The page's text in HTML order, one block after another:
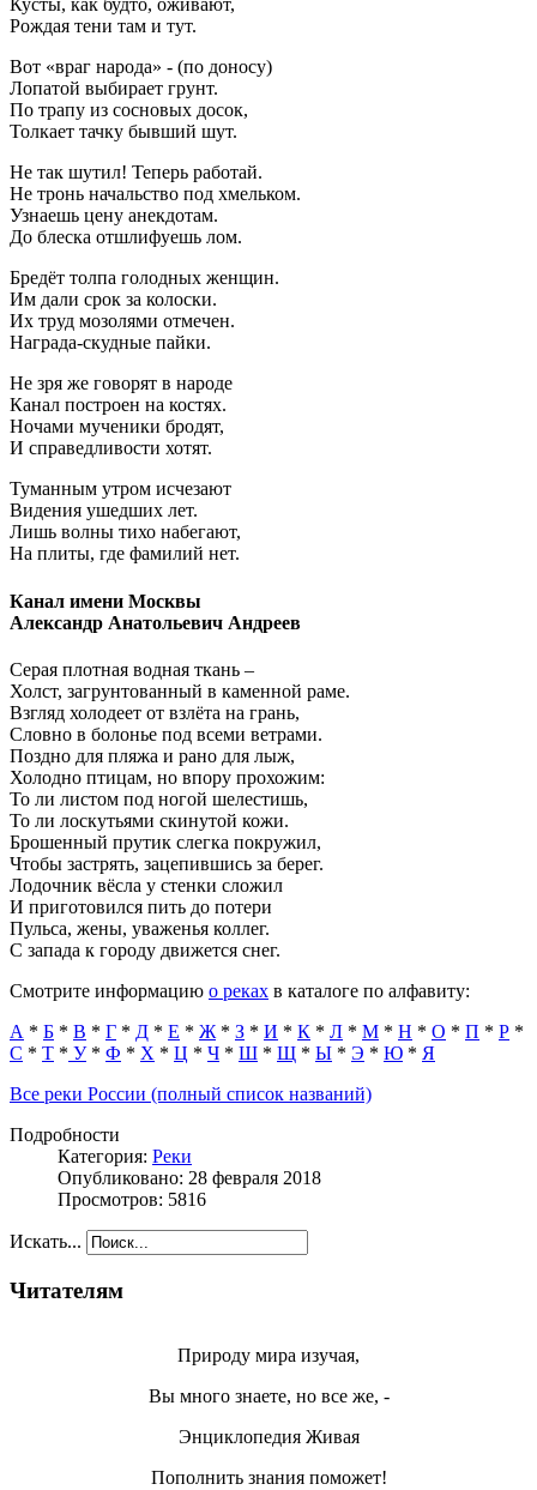
Кусты, как будто, оживают,
Рождая тени там и тут.
Вот «враг народа» - (по доносу)
Лопатой выбирает грунт.
По трапу из сосновых досок,
Толкает тачку бывший шут.
Не так шутил! Теперь работай.
Не тронь начальство под хмельком.
Узнаешь цену анекдотам.
До блеска отшлифуешь лом.
Бредёт толпа голодных женщин.
Им дали срок за колоски.
Их труд мозолями отмечен.
Награда-скудные пайки.
Не зря же говорят в народе
Канал построен на костях.
Ночами мученики бродят,
И справедливости хотят.
Туманным утром исчезают
Видения ушедших лет.
Лишь волны тихо набегают,
На плиты, где фамилий нет.
Канал имени Москвы
Александр Анатольевич Андреев
Серая плотная водная ткань –
Холст, загрунтованный в каменной раме.
Взгляд холодеет от взлёта на грань,
Словно в болонье под всеми ветрами.
Поздно для пляжа и рано для лыж,
Холодно птицам, но впору прохожим:
То ли листом под ногой шелестишь,
То ли лоскутьями скинутой кожи.
Брошенный прутик слегка покружил,
Чтобы застрять, зацепившись за берег.
Лодочник вёсла у стенки сложил
И приготовился пить до потери
Пульса, жены, уваженья коллег.
С запада к городу движется снег.
Смотрите информацию о реках в каталоге по алфавиту:
А * Б * В * Г * Д * Е * Ж * З * И * К * Л * М * Н * О * П * Р *
С * Т * У* Ф * Х * Ц * Ч * Ш * Щ * Ы * Э * Ю * Я
Все реки России (полный список названий)
Подробности
Категория: Реки
Опубликовано: 28 февраля 2018
Просмотров: 5816
Искать...
Читателям
Природу мира изучая,
Вы много знаете, но все же, -
Энциклопедия Живая
Пополнить знания поможет!